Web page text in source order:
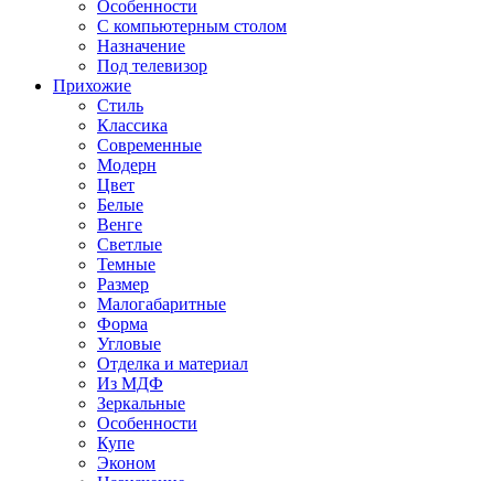
Особенности
С компьютерным столом
Назначение
Под телевизор
Прихожие
Стиль
Классика
Современные
Модерн
Цвет
Белые
Венге
Светлые
Темные
Размер
Малогабаритные
Форма
Угловые
Отделка и материал
Из МДФ
Зеркальные
Особенности
Купе
Эконом